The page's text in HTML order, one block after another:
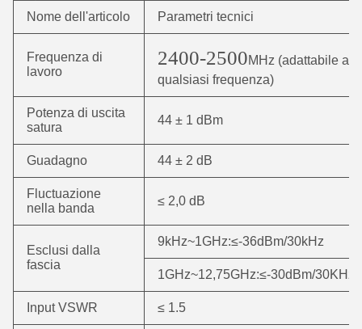
Nome dell'articolo
Parametri tecnici
Frequenza di
lavoro
2400-2500MHz (adattabile a
qualsiasi frequenza)
Potenza di uscita
satura
44 ± 1 dBm
Guadagno 44 ± 2 dB
Fluctuazione
nella banda
≤ 2,0 dB
Esclusi dalla
fascia
9kHz~1GHz:≤-36dBm/30kHz
1GHz~12,75GHz:≤-30dBm/30KHz
Input VSWR ≤ 1.5